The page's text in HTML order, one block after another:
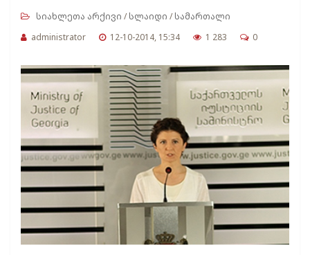
სიახლეთა არქივი /სლაიდი /სამართალი
administrator
12-10-2014, 15:34 1 283 0